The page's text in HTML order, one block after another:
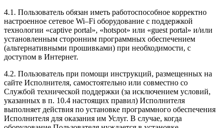
4.1. Пользователь обязан иметь работоспособное корректно
настроенное сетевое Wi–Fi оборудование с поддержкой
технологии «captive portal», «hotspot» или «guest portal» и/или
установленным сторонним программных обеспечением
(альтернативными прошивками) при необходимости, с
доступом в Интернет.
4.2. Пользователь при помощи инструкций, размещенных на
сайте Исполнителя, самостоятельно или совместно со
Службой технической поддержки (за исключением условий,
указанных в п. 10.4 настоящих правил) Исполнителя
выполняет действия по установке программного обеспечения
Исполнителя для оказания им Услуг. В случае, когда